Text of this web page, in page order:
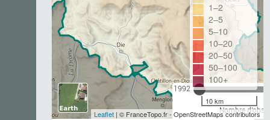
1992
Nombre
1–2
2–5
5–10
10–20
20–50
50–100
100+
10 km
Leaflet | © FranceTopo.fr - OpenStreetMaps contributors